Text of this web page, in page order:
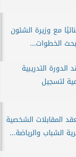
مع وزيرة الشئون
الخطوات...
التدريبية
لتسجيل
المقابلات الشخصية
الشباب والرياضة...